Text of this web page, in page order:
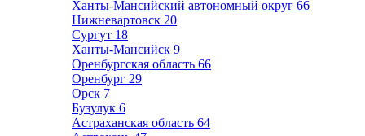
Ханты-Мансийский автономный округ 66
Нижневартовск 20
Сургут 18
Ханты-Мансийск 9
Оренбургская область 66
Оренбург 29
Орск 7
Бузулук 6
Астраханская область 64